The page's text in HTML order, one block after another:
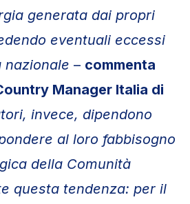
generata dai propri
eventuali eccessi
– commenta
Manager Italia di
invece, dipendono
al loro fabbisogno
della Comunità
questa tendenza: per il